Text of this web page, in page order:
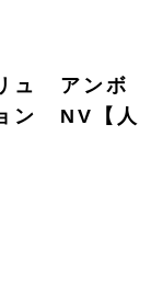
ュ アンボ
ン NV【人